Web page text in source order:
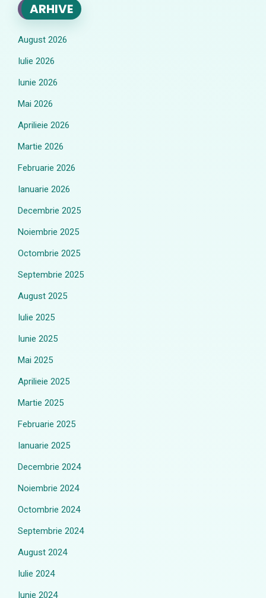
ARHIVE
August 2026
Iulie 2026
Iunie 2026
Mai 2026
Aprilieie 2026
Martie 2026
Februarie 2026
Ianuarie 2026
Decembrie 2025
Noiembrie 2025
Octombrie 2025
Septembrie 2025
August 2025
Iulie 2025
Iunie 2025
Mai 2025
Aprilieie 2025
Martie 2025
Februarie 2025
Ianuarie 2025
Decembrie 2024
Noiembrie 2024
Octombrie 2024
Septembrie 2024
August 2024
Iulie 2024
Iunie 2024